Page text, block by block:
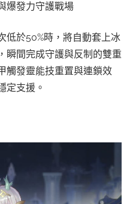
爆發力守護戰場
低於50%時，將自動套上冰
瞬間完成守護與反制的雙重
觸發靈能技重置與連鎖效
定支援。